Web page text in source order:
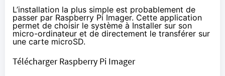
L’installation la plus simple est probablement de
passer par Raspberry Pi Imager. Cette application
permet de choisir le système à Installer sur son
micro-ordinateur et de directement le transférer sur
une carte microSD.
Télécharger Raspberry Pi Imager